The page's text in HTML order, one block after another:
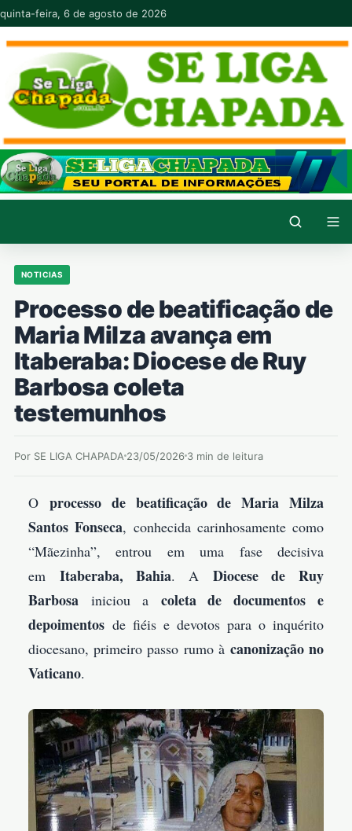
Pular para o conteúdo
quinta-feira, 6 de agosto de 2026
NOTICIAS
Processo de beatificação de
Maria Milza avança em
Itaberaba: Diocese de Ruy
Barbosa coleta
testemunhos
Por SE LIGA CHAPADA 23/05/2026 3 min de leitura
O processo de beatificação de Maria Milza
Santos Fonseca, conhecida carinhosamente como
“Mãezinha”, entrou em uma fase decisiva
em Itaberaba, Bahia. A Diocese de Ruy
Barbosa iniciou a coleta de documentos e
depoimentos de fiéis e devotos para o inquérito
diocesano, primeiro passo rumo à canonização no
Vaticano.